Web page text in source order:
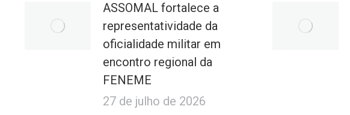
ASSOMAL fortalece a
representatividade da
oficialidade militar em
encontro regional da
FENEME
27 de julho de 2026